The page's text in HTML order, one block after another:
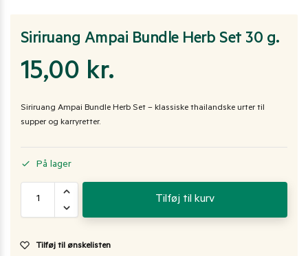
Siriruang Ampai Bundle Herb Set 30 g.
15,00 kr.
Siriruang Ampai Bundle Herb Set – klassiske thailandske urter til
supper og karryretter.
På lager
Tilføj til kurv
Tilføj til ønskelisten